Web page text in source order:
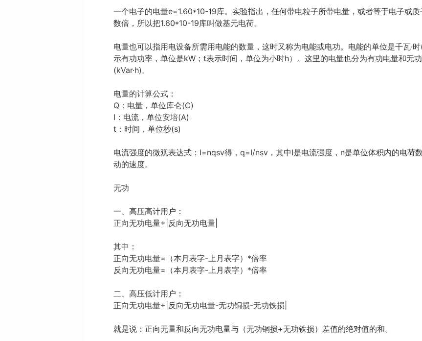
一个电子的电量e=1.60*10-19库。实验指出，任何带电粒子所带电量，或者等于电子或
数倍，所以把1.60*10-19库叫做基元电荷。
电量也可以指用电设备所需用电能的数量，这时又称为电能或电功。电能的单位是千瓦·
示有功功率，单位是kW；t表示时间，单位为小时h）。这里的电量也分为有功电量和无
(kVar·h)。
电量的计算公式：
Q：电量，单位库仑(C)
I：电流，单位安培(A)
t：时间，单位秒(s)
电流强度的微观表达式：I=nqsv得，q=I/nsv，其中I是电流强度，n是单位体积内的电荷
动的速度。
无功
一、高压高计用户：
正向无功电量+|反向无功电量|
其中：
正向无功电量=（本月表字-上月表字）*倍率
反向无功电量=（本月表字-上月表字）*倍率
二、高压低计用户：
正向无功电量+|反向无功电量-无功铜损-无功铁损|
就是说：正向无量和反向无功电量与（无功铜损+无功铁损）差值的绝对值的和。